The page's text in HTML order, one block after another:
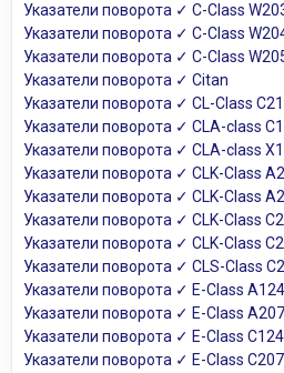
Указатели поворота ✓ C-Class
Указатели поворота ✓ C-Class
Указатели поворота ✓ C-Class
Указатели поворота ✓ Citan
Указатели поворота ✓ CL-Class
Указатели поворота ✓ CLA-class
Указатели поворота ✓ CLA-class
Указатели поворота ✓ CLK-Class
Указатели поворота ✓ CLK-Class
Указатели поворота ✓ CLK-Class
Указатели поворота ✓ CLK-Class
Указатели поворота ✓ CLS-Class
Указатели поворота ✓ E-Class
Указатели поворота ✓ E-Class
Указатели поворота ✓ E-Class
Указатели поворота ✓ E-Class